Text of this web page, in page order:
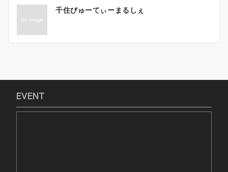
ビ
シ
千住びゅーてぃーまるしぇ
EVENT